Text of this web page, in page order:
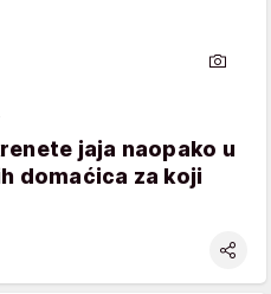
jaja naopako u
domaćica za koji